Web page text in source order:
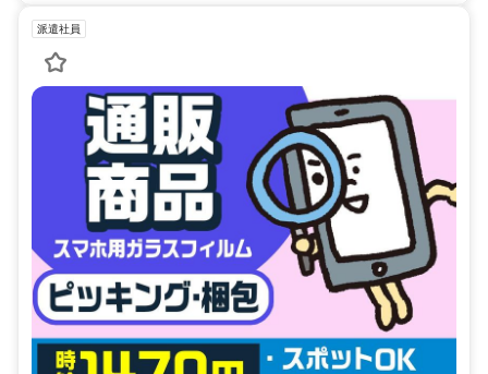
派遣社員